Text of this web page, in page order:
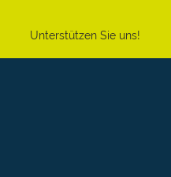
Unterstützen Sie uns!